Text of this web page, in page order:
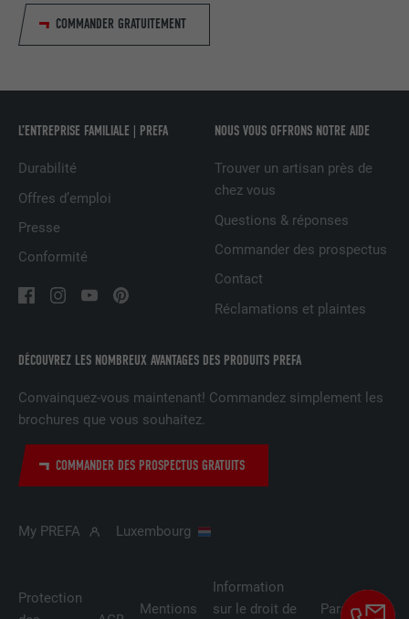
COMMANDER GRATUITEMENT
DÉCOUVREZ LES NOMBREUX AVANTAGES DES PRODUITS PREFA
Convainquez-vous maintenant! Commandez simplement les
brochures que vous souhaitez.
COMMANDER DES PROSPECTUS GRATUITS
L’ENTREPRISE FAMILIALE | PREFA
Durabilité
Offres d’emploi
Presse
Conformité
NOUS VOUS OFFRONS NOTRE AIDE
Trouver un artisan près de
chez vous
Questions & réponses
Commander des prospectus
Contact
Réclamations et plaintes
My PREFA Luxembourg
Protection
Mentions
Information
sur le droit de
Paramètres
des fonctions non essentielles.
UTILITÉ
Pour faciliter le choix des centres de
doubleclick.net
EXPIRATION 15 minutes
UTILITÉ
Est placé afin de tester si le navigateur
autorise l'utilisation de cookies. Ne